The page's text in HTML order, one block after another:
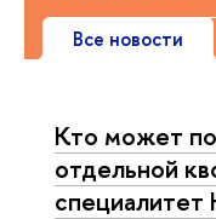
Все новости
Кто может
отдельной